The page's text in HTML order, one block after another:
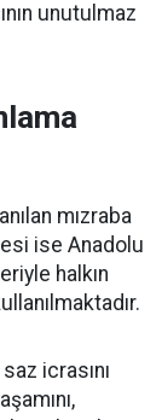
unutulmaz
mızraba
ise Anadolu
halkın
icrasını